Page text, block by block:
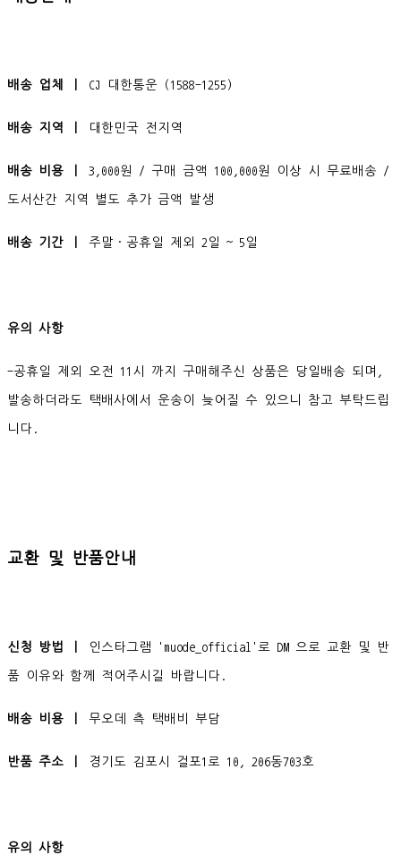
배송 업체 ㅣ CJ 대한통운 (1588-1255)
배송 지역 ㅣ 대한민국 전지역
배송 비용 ㅣ 3,000원 / 구매 금액 100,000원 이상 시 무료배송 /
도서산간 지역 별도 추가 금액 발생
배송 기간 ㅣ 주말·공휴일 제외 2일 ~ 5일
유의 사항
-공휴일 제외 오전 11시 까지 구매해주신 상품은 당일배송 되며,
발송하더라도 택배사에서 운송이 늦어질 수 있으니 참고 부탁드립
니다.
교환 및 반품안내
신청 방법 ㅣ 인스타그램 'muode_official'로 DM 으로 교환 및 반
품 이유와 함께 적어주시길 바랍니다.
배송 비용 ㅣ 무오데 측 택배비 부담
반품 주소 ㅣ 경기도 김포시 걸포1로 10, 206동703호
유의 사항